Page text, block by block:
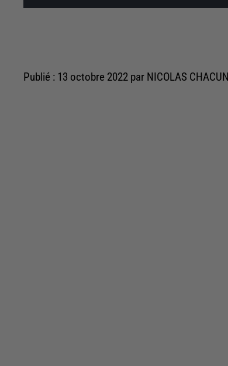
Publié : 13 octobre 2022 par NICOLAS CHACUN